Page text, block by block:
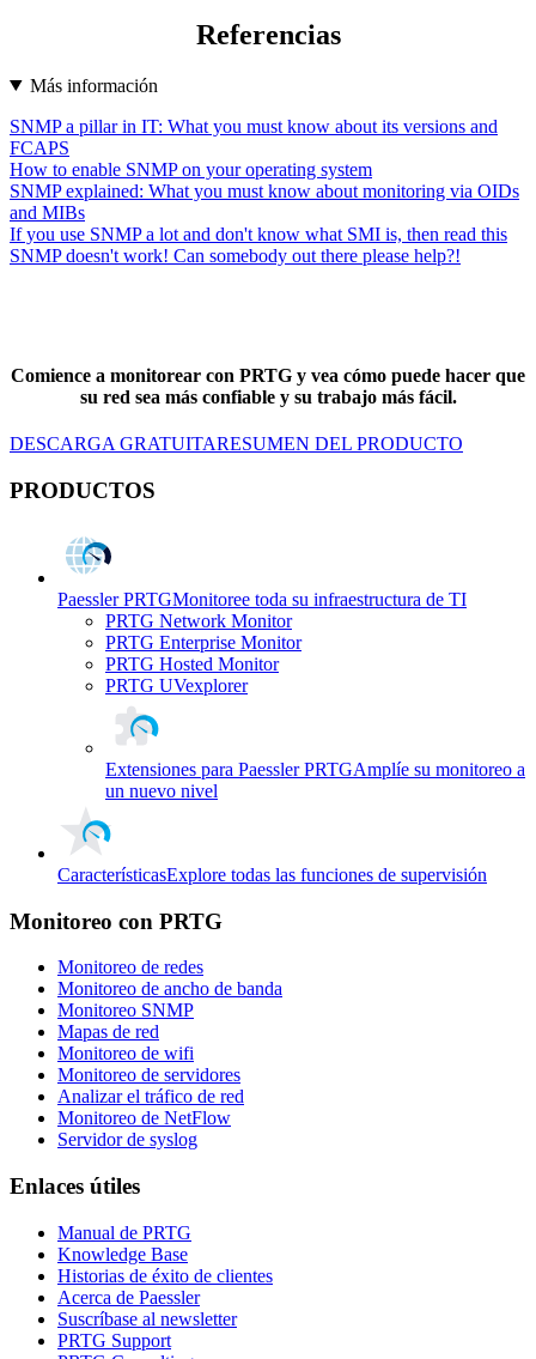
Referencias
Más información
SNMP a pillar in IT: What you must know about its versions and
FCAPS
How to enable SNMP on your operating system
SNMP explained: What you must know about monitoring via OIDs
and MIBs
If you use SNMP a lot and don't know what SMI is, then read this
SNMP doesn't work! Can somebody out there please help?!
Comience a monitorear con PRTG y vea cómo puede hacer que
su red sea más confiable y su trabajo más fácil.
DESCARGA GRATUITARESUMEN DEL PRODUCTO
PRODUCTOS
Paessler PRTGMonitoree toda su infraestructura de TI
PRTG Network Monitor
PRTG Enterprise Monitor
PRTG Hosted Monitor
PRTG UVexplorer
Extensiones para Paessler PRTGAmplíe su monitoreo a
un nuevo nivel
CaracterísticasExplore todas las funciones de supervisión
Monitoreo con PRTG
Monitoreo de redes
Monitoreo de ancho de banda
Monitoreo SNMP
Mapas de red
Monitoreo de wifi
Monitoreo de servidores
Analizar el tráfico de red
Monitoreo de NetFlow
Servidor de syslog
Enlaces útiles
Manual de PRTG
Knowledge Base
Historias de éxito de clientes
Acerca de Paessler
Suscríbase al newsletter
PRTG Support